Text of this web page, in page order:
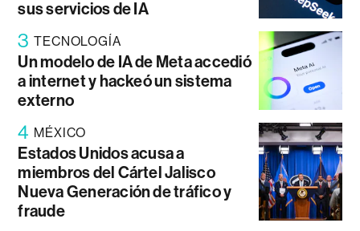
sus servicios de IA
3 TECNOLOGÍA
Un modelo de IA de Meta accedió
a internet y hackeó un sistema
externo
4 MÉXICO
Estados Unidos acusa a
miembros del Cártel Jalisco
Nueva Generación de tráfico y
fraude